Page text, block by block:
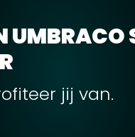
UMBRACO
jij van.